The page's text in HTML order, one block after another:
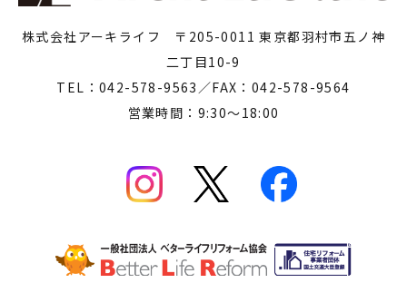
株式会社アーキライフ 〒205-0011 東京都羽村市五ノ神
二丁目10-9
TEL：042-578-9563／FAX：042-578-9564
営業時間：9:30～18:00